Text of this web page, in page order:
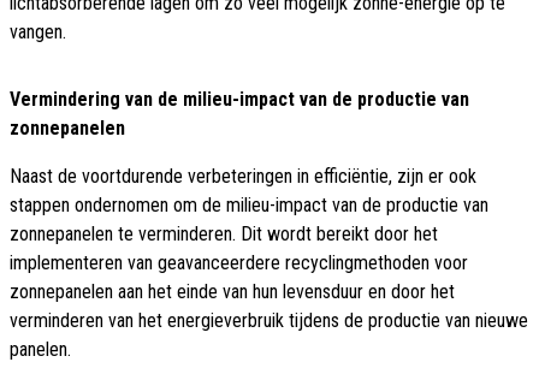
vangen.
Vermindering van de milieu-impact van de productie van
zonnepanelen
Naast de voortdurende verbeteringen in efficiëntie, zijn er ook
stappen ondernomen om de milieu-impact van de productie van
zonnepanelen te verminderen. Dit wordt bereikt door het
implementeren van geavanceerdere recyclingmethoden voor
zonnepanelen aan het einde van hun levensduur en door het
verminderen van het energieverbruik tijdens de productie van nieuwe
panelen.